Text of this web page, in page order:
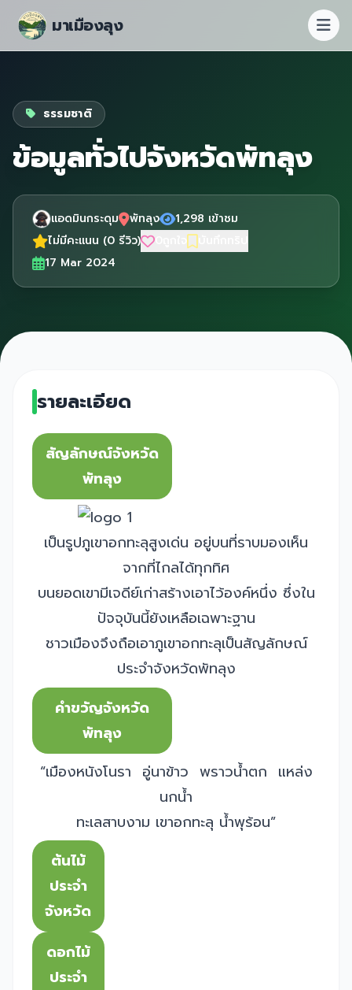
มาเมืองลุง
ธรรมชาติ
ข้อมูลทั่วไปจังหวัดพัทลุง
แอดมินกระดุม พัทลุง
1,298 เข้าชม
ไม่มีคะแนน (0 รีวิว)
17 Mar 2024
รายละเอียด
สัญลักษณ์จังหวัด
พัทลุง
เป็นรูปภูเขาอกทะลุสูงเด่น อยู่บนที่ราบมองเห็น
จากที่ไกลได้ทุกทิศ
บนยอดเขามีเจดีย์เก่าสร้างเอาไว้องค์หนึ่ง ซึ่งใน
ปัจจุบันนี้ยังเหลือเฉพาะฐาน
ชาวเมืองจึงถือเอาภูเขาอกทะลุเป็นสัญลักษณ์
ประจำจังหวัดพัทลุง
คำขวัญจังหวัด
พัทลุง
“เมืองหนังโนรา อู่นาข้าว พราวน้ำตก แหล่ง
นกน้ำ
ทะเลสาบงาม เขาอกทะลุ น้ำพุร้อน”
ต้นไม้
ประจำ
จังหวัด
ดอกไม้
ประจำ